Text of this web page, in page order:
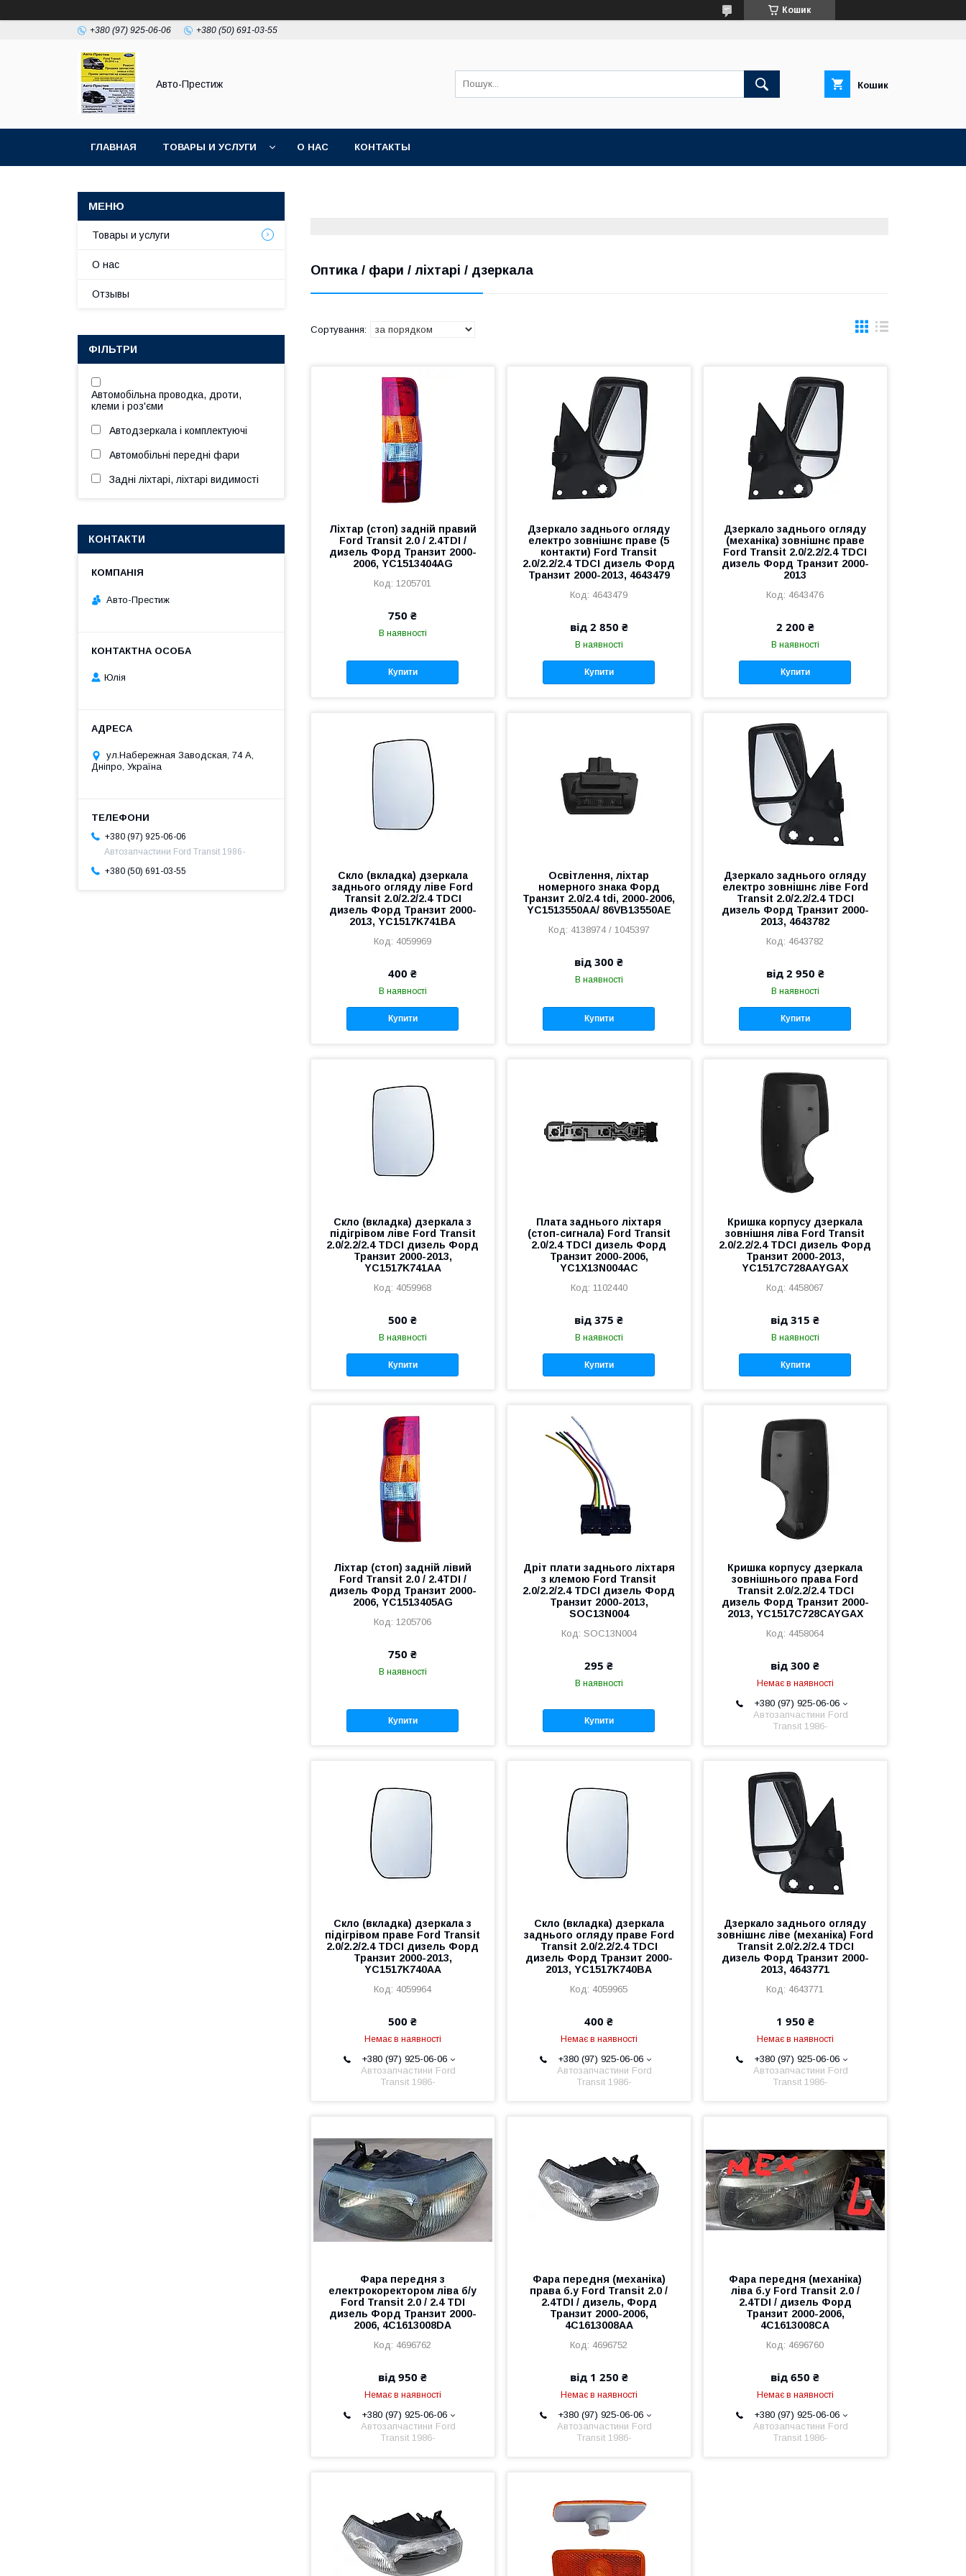
Кошик
+380 (97) 925-06-06 +380 (50) 691-03-55
Авто-Престиж Кошик
ГЛАВНАЯ ТОВАРЫ И УСЛУГИ О НАС КОНТАКТЫ
Оптика / фари / ліхтарі / дзеркала
Ліхтар (стоп) задній правий
Ford Transit 2.0 / 2.4TDI /
дизель Форд Транзит 2000-
2006, YC1513404AG
1205701
750 ₴
В наявності
Купити
Дзеркало заднього огляду
електро зовнішнє праве (5
контакти) Ford Transit
2.0/2.2/2.4 TDCI дизель Форд
Транзит 2000-2013, 4643479
4643479
від 2 850 ₴
В наявності
Купити
Дзеркало заднього огляду
(механіка) зовнішнє праве
Ford Transit 2.0/2.2/2.4 TDCI
дизель Форд Транзит 2000-
2013
4643476
2 200 ₴
В наявності
Купити
Скло (вкладка) дзеркала
заднього огляду ліве Ford
Transit 2.0/2.2/2.4 TDCI
дизель Форд Транзит 2000-
2013, YC1517K741BA
4059969
400 ₴
В наявності
Купити
Освітлення, ліхтар
номерного знака Форд
Транзит 2.0/2.4 tdi, 2000-2006,
YC1513550AA/ 86VB13550AE
4138974 / 1045397
від 300 ₴
В наявності
Купити
Дзеркало заднього огляду
електро зовнішнє ліве Ford
Transit 2.0/2.2/2.4 TDCI
дизель Форд Транзит 2000-
2013, 4643782
4643782
від 2 950 ₴
В наявності
Купити
Скло (вкладка) дзеркала з
підігрівом ліве Ford Transit
2.0/2.2/2.4 TDCI дизель Форд
Транзит 2000-2013,
YC1517K741AA
4059968
500 ₴
В наявності
Купити
Плата заднього ліхтаря
(стоп-сигнала) Ford Transit
2.0/2.4 TDCI дизель Форд
Транзит 2000-2006,
YC1X13N004AC
1102440
від 375 ₴
В наявності
Купити
Кришка корпусу дзеркала
зовнішня ліва Ford Transit
2.0/2.2/2.4 TDCI дизель Форд
Транзит 2000-2013,
YC1517C728AAYGAX
4458067
від 315 ₴
В наявності
Купити
Ліхтар (стоп) задній лівий
Ford Transit 2.0 / 2.4TDI /
дизель Форд Транзит 2000-
2006, YC1513405AG
1205706
750 ₴
В наявності
Купити
Дріт плати заднього ліхтаря
з клемою Ford Transit
2.0/2.2/2.4 TDCI дизель Форд
Транзит 2000-2013,
SOC13N004
SOC13N004
295 ₴
В наявності
Купити
Кришка корпусу дзеркала
зовнішнього права Ford
Transit 2.0/2.2/2.4 TDCI
дизель Форд Транзит 2000-
2013, YC1517C728CAYGAX
4458064
від 300 ₴
Немає в наявності
+380 (97) 925-06-06
Автозапчастини Ford
Transit 1986-
Скло (вкладка) дзеркала з
підігрівом праве Ford Transit
2.0/2.2/2.4 TDCI дизель Форд
Транзит 2000-2013,
YC1517K740AA
4059964
500 ₴
Немає в наявності
+380 (97) 925-06-06
Автозапчастини Ford
Transit 1986-
Скло (вкладка) дзеркала
заднього огляду праве Ford
Transit 2.0/2.2/2.4 TDCI
дизель Форд Транзит 2000-
2013, YC1517K740BA
4059965
400 ₴
Немає в наявності
+380 (97) 925-06-06
Автозапчастини Ford
Transit 1986-
Дзеркало заднього огляду
зовнішнє ліве (механіка) Ford
Transit 2.0/2.2/2.4 TDCI
дизель Форд Транзит 2000-
2013, 4643771
4643771
1 950 ₴
Немає в наявності
+380 (97) 925-06-06
Автозапчастини Ford
Transit 1986-
Фара передня з
електрокоректором ліва б/у
Ford Transit 2.0 / 2.4 TDI
дизель Форд Транзит 2000-
2006, 4C1613008DA
4696762
від 950 ₴
Немає в наявності
+380 (97) 925-06-06
Автозапчастини Ford
Transit 1986-
Фара передня (механіка)
права б.у Ford Transit 2.0 /
2.4TDI / дизель, Форд
Транзит 2000-2006,
4C1613008AA
4696752
від 1 250 ₴
Немає в наявності
+380 (97) 925-06-06
Автозапчастини Ford
Transit 1986-
Фара передня (механіка)
ліва б.у Ford Transit 2.0 /
2.4TDI / дизель Форд
Транзит 2000-2006,
4C1613008CA
4696760
від 650 ₴
Немає в наявності
+380 (97) 925-06-06
Автозапчастини Ford
Transit 1986-
Товары и услуги
О нас
Отзывы
ФІЛЬТРИ
Автомобільна проводка, дроти,
клеми і роз'єми
Автодзеркала і комплектуючі
Автомобільні передні фари
Задні ліхтарі, ліхтарі видимості
КОНТАКТИ
Авто-Престиж
Юлія
ул.Набережная Заводская, 74 А,
Дніпро, Україна
+380 (97) 925-06-06
Автозапчастини Ford Transit 1986-
+380 (50) 691-03-55